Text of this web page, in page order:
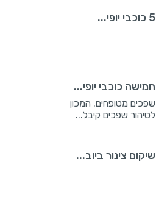
5 כוכבי יופי...
חמישה כוכבי יופי...
שפכים מטופחים. המכון
לטיהור שפכים קיבל...
שיקום צינור ביוב...